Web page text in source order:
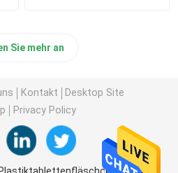
Sie mehr an
Kontakt
Desktop Site
Privacy Policy